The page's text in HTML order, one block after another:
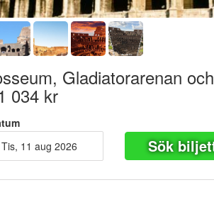
Gladiatorarenan
034 kr
tis, 11 aug 2026
Sök